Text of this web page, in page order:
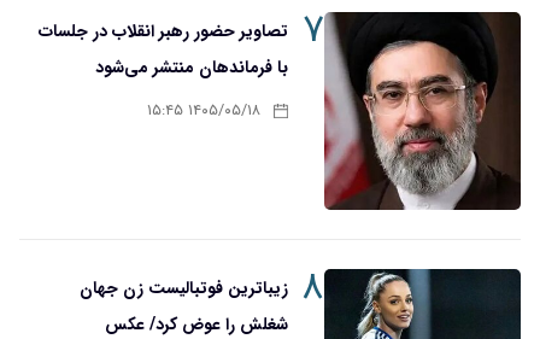
۷ تصاویر حضور رهبر انقلاب در جلسات
با فرماندهان منتشر می‌شود
۱۴۰۵/۰۵/۱۸ ۱۵:۴۵
۸
زیباترین فوتبالیست زن جهان
شغلش را عوض کرد/ عکس